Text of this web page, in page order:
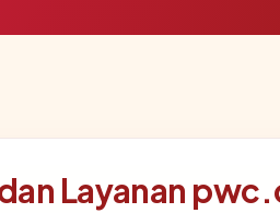
Layanan